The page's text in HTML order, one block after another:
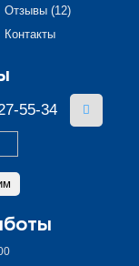
Отзывы (12)
Контакты
55-34